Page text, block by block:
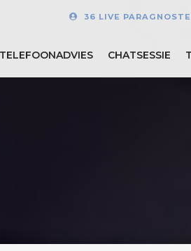
36 LIVE
TELEFOONADVIES CHATSESSIE